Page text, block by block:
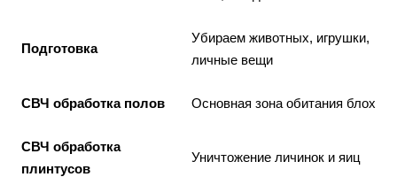
Подготовка
Убираем животных, игрушки,
личные вещи
СВЧ обработка полов Основная зона обитания блох
СВЧ обработка
плинтусов
Уничтожение личинок и яиц